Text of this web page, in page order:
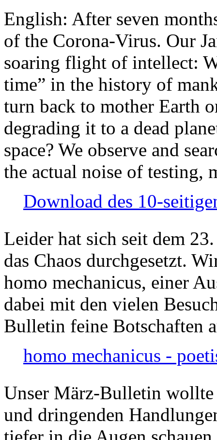
English: After seven
of the Corona-Virus. Our
soaring flight of intellect:
time” in the history of
turn back to mother Earth
degrading it to a dead
space? We observe and
the actual noise of testing,
Download des 10-
Leider hat sich seit dem
das Chaos durchgesetzt.
homo mechanicus, einer
dabei mit den vielen
Bulletin feine Botschaften
homo mechanicus -
Unser März-Bulletin
und dringenden